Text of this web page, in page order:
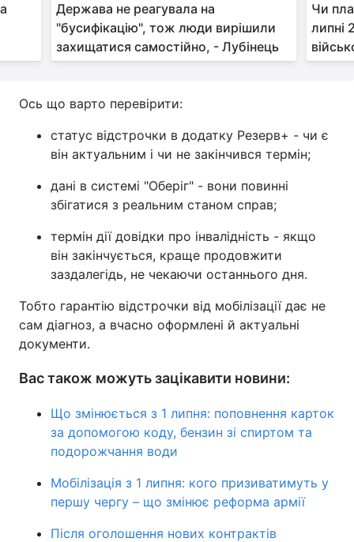
Держава не реагувала на
"бусифікацію", тож люди вирішили
захищатися самостійно, - Лубінець
Чи
липні
Ось що варто перевірити:
статус відстрочки в додатку Резерв+ - чи є
він актуальним і чи не закінчився термін;
дані в системі "Оберіг" - вони повинні
збігатися з реальним станом справ;
термін дії довідки про інвалідність - якщо
він закінчується, краще продовжити
заздалегідь, не чекаючи останнього дня.
Тобто гарантію відстрочки від мобілізації дає не
сам діагноз, а вчасно оформлені й актуальні
документи.
Вас також можуть зацікавити новини:
Що змінюється з 1 липня: поповнення карток
за допомогою коду, бензин зі спиртом та
подорожчання води
Мобілізація з 1 липня: кого призиватимуть у
першу чергу – що змінює реформа армії
Після оголошення нових контрактів